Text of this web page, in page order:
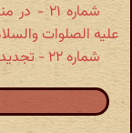
شماره
علیه الصلوات
شماره ۲۲ - تجدید مطلع